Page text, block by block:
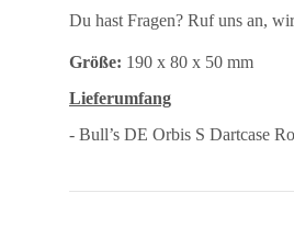
Du hast Fragen? Ruf uns an,
Größe: 190 x 80 x 50 mm
Lieferumfang
- Bull’s DE Orbis S Dartcase